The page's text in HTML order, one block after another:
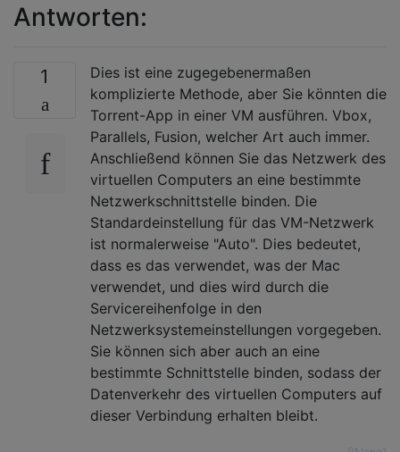
Antworten:
1
Dies ist eine zugegebenermaßen
komplizierte Methode, aber Sie könnten die
Torrent-App in einer VM ausführen. Vbox,
Parallels, Fusion, welcher Art auch immer.
Anschließend können Sie das Netzwerk des
virtuellen Computers an eine bestimmte
Netzwerkschnittstelle binden. Die
Standardeinstellung für das VM-Netzwerk
ist normalerweise "Auto". Dies bedeutet,
dass es das verwendet, was der Mac
verwendet, und dies wird durch die
Servicereihenfolge in den
Netzwerksystemeinstellungen vorgegeben.
Sie können sich aber auch an eine
bestimmte Schnittstelle binden, sodass der
Datenverkehr des virtuellen Computers auf
dieser Verbindung erhalten bleibt.